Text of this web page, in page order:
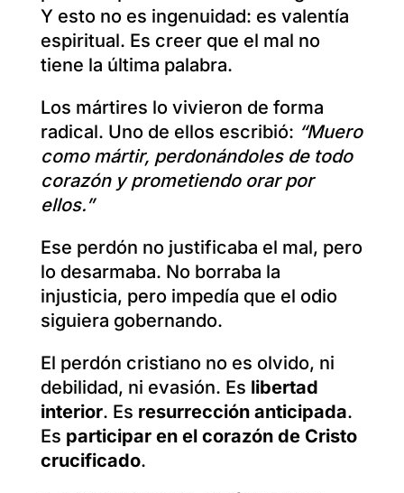
Y esto no es ingenuidad: es valentía
espiritual. Es creer que el mal no
tiene la última palabra.
Los mártires lo vivieron de forma
radical. Uno de ellos escribió: “Muero
como mártir, perdonándoles de todo
corazón y prometiendo orar por
ellos.”
Ese perdón no justificaba el mal, pero
lo desarmaba. No borraba la
injusticia, pero impedía que el odio
siguiera gobernando.
El perdón cristiano no es olvido, ni
debilidad, ni evasión. Es libertad
interior. Es resurrección anticipada.
Es participar en el corazón de Cristo
crucificado.